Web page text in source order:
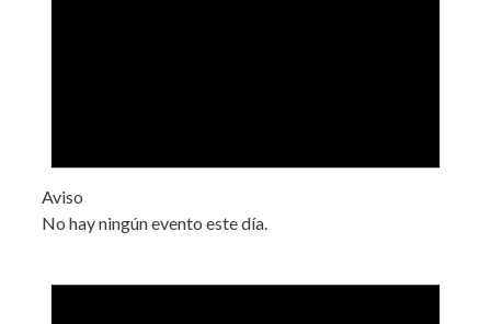
Aviso
No hay ningún evento este día.